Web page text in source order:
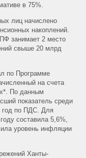
в 75%.
лиц начислено
накоплений.
занимает 2 место
свыше 20 млрд
по Программе
на счета
По данным
показатель среди
год по ПДС. Для
составила 5,6%,
уровень инфляции
Ханты-